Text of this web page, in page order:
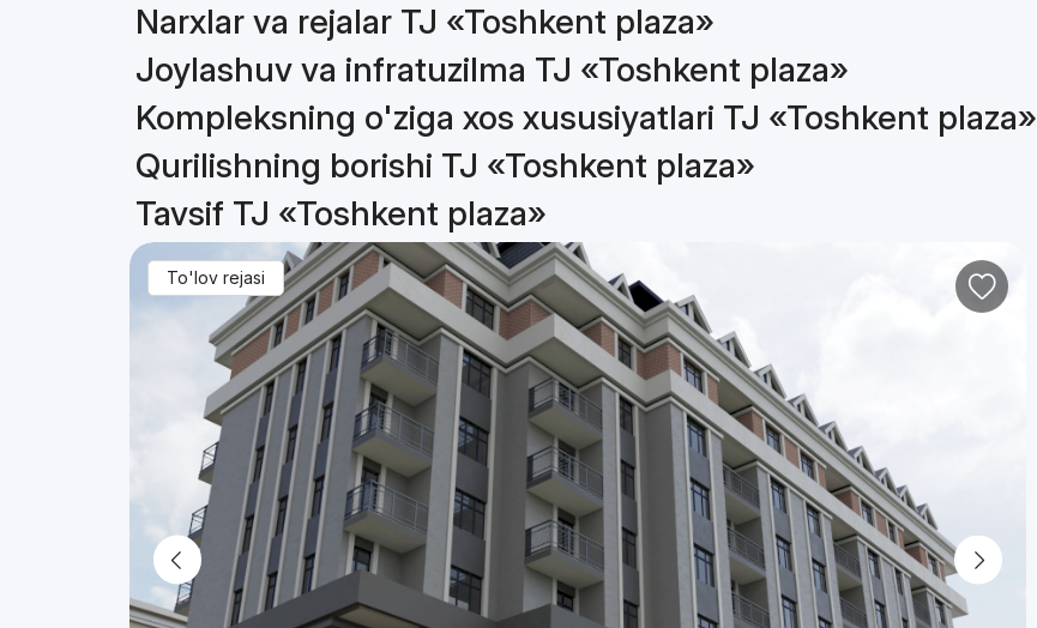
Narxlar va rejalar TJ «Toshkent plaza»
Joylashuv va infratuzilma TJ «Toshkent plaza»
Kompleksning o'ziga xos xususiyatlari TJ «Toshkent plaza»
Qurilishning borishi TJ «Toshkent plaza»
Tavsif TJ «Toshkent plaza»
To'lov rejasi